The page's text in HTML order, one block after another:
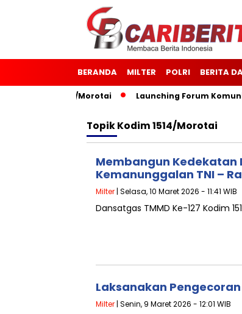
BERANDA MILTER POLRI BERITA
Kodim 1514/Morotai Launching Forum
TopikKodim 1514/Morotai
Membangun
Kemanunggalan TNI –
Milter | Selasa, 10 Maret 2026 - 11:41 WIB
Dansatgas TMMD Ke-127 Kodim
Laksanakan
Milter | Senin, 9 Maret 2026 - 12:01 WIB